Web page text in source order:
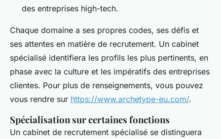
des entreprises high-tech.
Chaque domaine a ses propres codes, ses défis et
ses attentes en matière de recrutement. Un cabinet
spécialisé identifiera les profils les plus pertinents, en
phase avec la culture et les impératifs des entreprises
clientes. Pour plus de renseignements, vous pouvez
vous rendre sur https://www.archetype-eu.com/.
Spécialisation sur certaines fonctions
Un cabinet de recrutement spécialisé se distinguera